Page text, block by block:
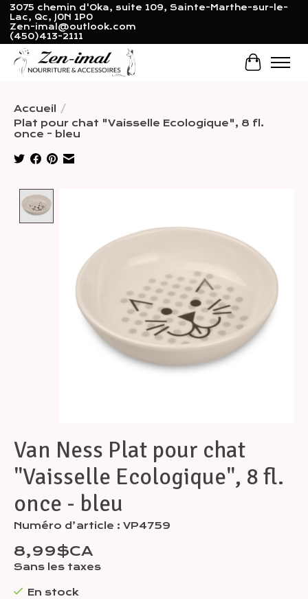
3075 chemin d'Oka, suite 109, Sainte-Marthe-sur-le-
Lac, Qc, J0N 1P0
Zen-imal@outlook.com
(450)413-2111
Panier
Accueil /
Plat pour chat "Vaisselle Ecologique", 8 fl.
once - bleu
Van Ness Plat pour chat
"Vaisselle Ecologique", 8 fl.
once - bleu
Numéro d’article : VP4759
8,99$CA
Sans les taxes
En stock